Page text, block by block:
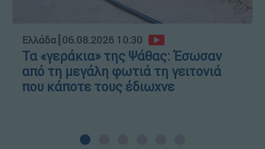
Ελλάδα┋06.08.2026 10:30
Τα «γεράκια» της Ψάθας: Έσωσαν
από τη μεγάλη φωτιά τη γειτονιά
που κάποτε τους έδιωχνε